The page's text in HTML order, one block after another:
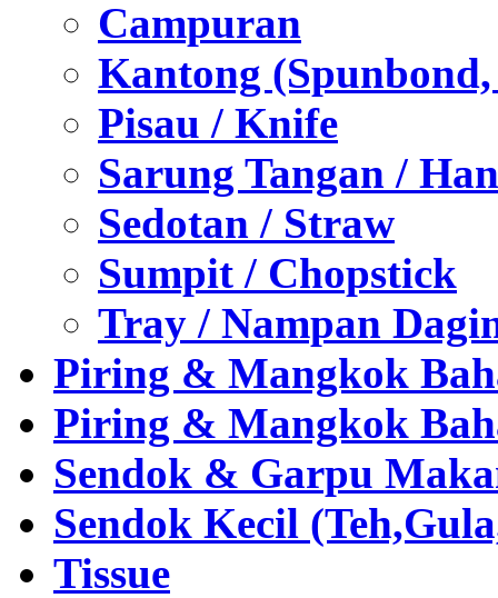
Campuran
Kantong
Pisau / Knife
Sarung Tangan /
Sedotan / Straw
Sumpit / Chopstick
Tray / Nampan
Piring & Mangkok
Piring & Mangkok
Sendok & Garpu
Sendok Kecil
Tissue